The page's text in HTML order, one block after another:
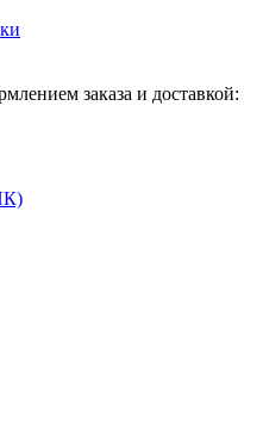
заказа и доставкой: